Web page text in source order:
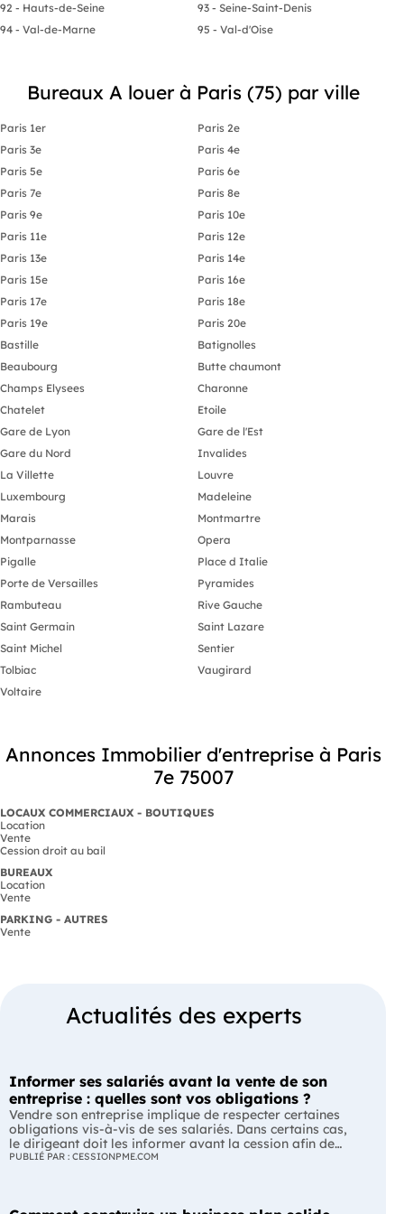
92 - Hauts-de-Seine
93 - Seine-Saint-Denis
94 - Val-de-Marne
95 - Val-d'Oise
Bureaux A louer à Paris (75) par ville
Paris 1er
Paris 2e
Paris 3e
Paris 4e
Paris 5e
Paris 6e
Paris 7e
Paris 8e
Paris 9e
Paris 10e
Paris 11e
Paris 12e
Paris 13e
Paris 14e
Paris 15e
Paris 16e
Paris 17e
Paris 18e
Paris 19e
Paris 20e
Bastille
Batignolles
Beaubourg
Butte chaumont
Champs Elysees
Charonne
Chatelet
Etoile
Gare de Lyon
Gare de l'Est
Gare du Nord
Invalides
La Villette
Louvre
Luxembourg
Madeleine
Marais
Montmartre
Montparnasse
Opera
Pigalle
Place d Italie
Porte de Versailles
Pyramides
Rambuteau
Rive Gauche
Saint Germain
Saint Lazare
Saint Michel
Sentier
Tolbiac
Vaugirard
Voltaire
Annonces Immobilier d'entreprise à Paris
7e 75007
LOCAUX COMMERCIAUX - BOUTIQUES
Location
Vente
Cession droit au bail
BUREAUX
Location
Vente
PARKING - AUTRES
Vente
Actualités des experts
Informer ses salariés avant la vente de son
entreprise : quelles sont vos obligations ?
Vendre son entreprise implique de respecter certaines
obligations vis-à-vis de ses salariés. Dans certains cas,
le dirigeant doit les informer avant la cession afin de
leur permettre, s'ils le souhaitent, de présenter une offre
PUBLIÉ PAR : CESSIONPME.COM